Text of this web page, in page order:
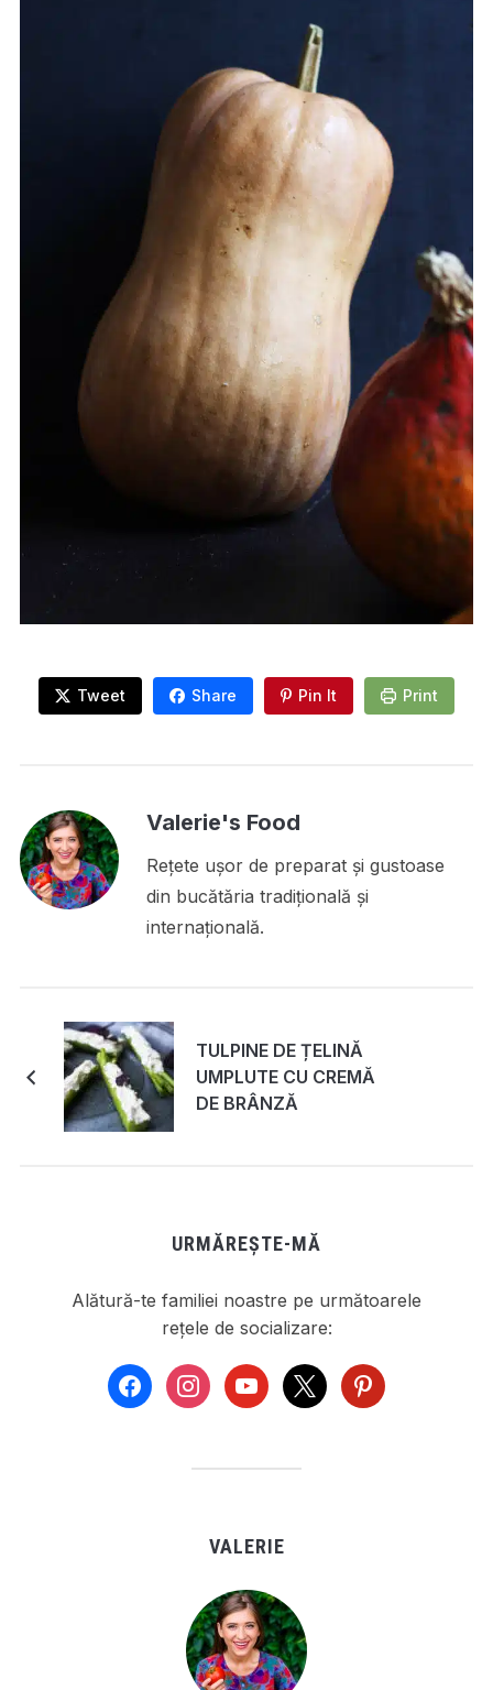
Tweet Share Pin It Print
Valerie's Food
Rețete ușor de preparat și gustoase
din bucătăria tradițională și
internațională.
TULPINE DE ȚELINĂ
UMPLUTE CU CREMĂ
DE BRÂNZĂ
URMĂREȘTE-MĂ
Alătură-te familiei noastre pe următoarele
rețele de socializare:
facebookinstagramyoutube
x pinterest
VALERIE